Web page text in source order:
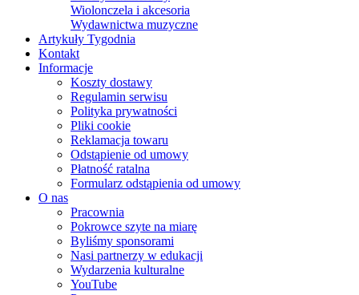
Wiolonczela i akcesoria
Wydawnictwa muzyczne
Artykuły Tygodnia
Kontakt
Informacje
Koszty dostawy
Regulamin serwisu
Polityka prywatności
Pliki cookie
Reklamacja towaru
Odstąpienie od umowy
Płatność ratalna
Formularz odstąpienia od umowy
O nas
Pracownia
Pokrowce szyte na miarę
Byliśmy sponsorami
Nasi partnerzy w edukacji
Wydarzenia kulturalne
YouTube